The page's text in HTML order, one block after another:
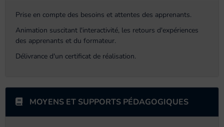
Prise en compte des besoins et attentes des apprenants.
Animation suscitant l'interactivité, les retours d'expériences
des apprenants et du formateur.
Délivrance d'un certificat de réalisation.
MOYENS ET SUPPORTS PÉDAGOGIQUES